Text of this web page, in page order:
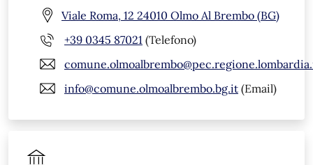
Viale Roma, 12 24010 Olmo Al Brembo (BG)
+39 0345 87021 (Telefono)
info@comune.olmoalbrembo.bg.it (Email)